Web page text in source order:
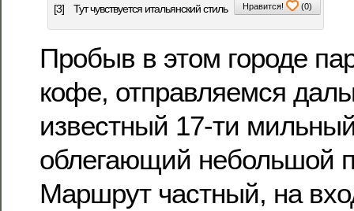
[3] Тут чувствуется итальянский стиль Нравится! (0)
Пробыв в этом городе
кофе, отправляемся
известный 17-ти
облегающий небольшой
Маршрут частный, на